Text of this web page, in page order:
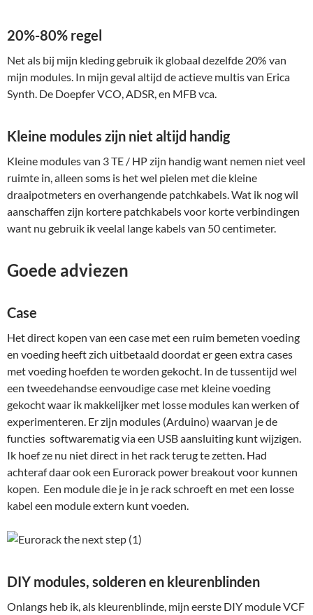
20%-80% regel
Net als bij mijn kleding gebruik ik globaal dezelfde 20% van
mijn modules. In mijn geval altijd de actieve multis van Erica
Synth. De Doepfer VCO, ADSR, en MFB vca.
Kleine modules zijn niet altijd handig
Kleine modules van 3 TE / HP zijn handig want nemen niet veel
ruimte in, alleen soms is het wel pielen met die kleine
draaipotmeters en overhangende patchkabels. Wat ik nog wil
aanschaffen zijn kortere patchkabels voor korte verbindingen
want nu gebruik ik veelal lange kabels van 50 centimeter.
Goede adviezen
Case
Het direct kopen van een case met een ruim bemeten voeding
en voeding heeft zich uitbetaald doordat er geen extra cases
met voeding hoefden te worden gekocht. In de tussentijd wel
een tweedehandse eenvoudige case met kleine voeding
gekocht waar ik makkelijker met losse modules kan werken of
experimenteren. Er zijn modules (Arduino) waarvan je de
functies softwarematig via een USB aansluiting kunt wijzigen.
Ik hoef ze nu niet direct in het rack terug te zetten. Had
achteraf daar ook een Eurorack power breakout voor kunnen
kopen. Een module die je in je rack schroeft en met een losse
kabel een module extern kunt voeden.
DIY modules, solderen en kleurenblinden
Onlangs heb ik, als kleurenblinde, mijn eerste DIY module VCF